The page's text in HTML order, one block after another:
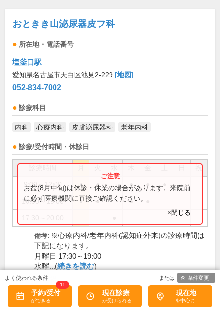
おときき山泌尿器皮フ科
所在地・電話番号
塩釜口駅
愛知県名古屋市天白区池見2-229 [地図]
052-834-7002
診療科目
内科 心療内科 皮膚泌尿器科 老年内科
診療/受付時間・休診日
祝
9:00～12:00 ● ● ● ●
16:00～19:00 ● ● ●
お盆(8月中旬)は休診・休業の場合があります。来院前
に必ず医療機関に直接ご確認ください。
×閉じる
備考: ※心療内科/老年内科(認知症外来)の診療時間は
下記になります。
月曜日 17:30～19:00
水曜...(続きを読む)
休診日: 日、祝
予約/受付
11
現在診療 現在地
条件変更